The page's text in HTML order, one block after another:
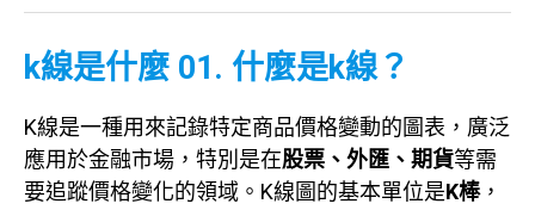
k線是什麼 01. 什麼是k線？
K線是一種用來記錄特定商品價格變動的圖表，廣泛
應用於金融市場，特別是在股票、外匯、期貨等需
要追蹤價格變化的領域。K線圖的基本單位是K棒，